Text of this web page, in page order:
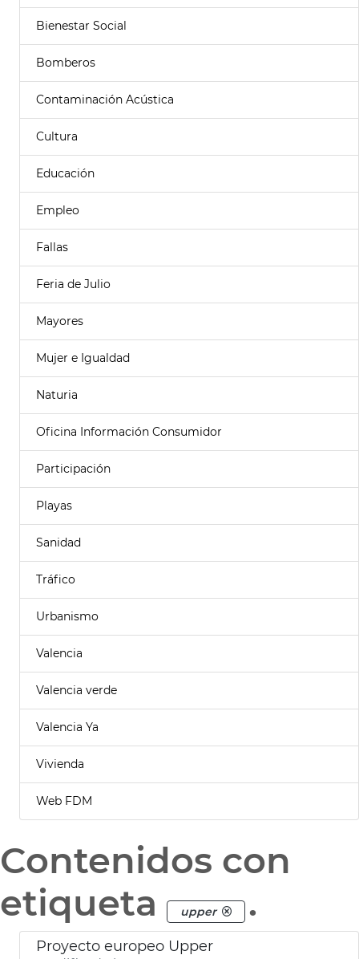
Bienestar Social
Bomberos
Contaminación Acústica
Cultura
Educación
Empleo
Fallas
Feria de Julio
Mayores
Mujer e Igualdad
Naturia
Oficina Información Consumidor
Participación
Playas
Sanidad
Tráfico
Urbanismo
Valencia
Valencia verde
Valencia Ya
Vivienda
Web FDM
Contenidos con
etiqueta
upper .
Proyecto europeo Upper